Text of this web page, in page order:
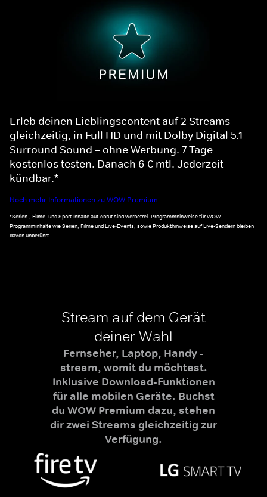
Erleb deinen Lieblingscontent auf 2 Streams
gleichzeitig, in Full HD und mit Dolby Digital 5.1
Surround Sound – ohne Werbung. 7 Tage
kostenlos testen. Danach 6 € mtl. Jederzeit
kündbar.*
Noch mehr Informationen zu WOW Premium
*Serien-, Filme- und Sport-Inhalte auf Abruf sind werbefrei. Programmhinweise für WOW
Programminhalte wie Serien, Filme und Live-Events, sowie Produkthinweise auf Live-Sendern bleiben
davon unberührt.
Stream auf dem Gerät
deiner Wahl
Fernseher, Laptop, Handy -
stream, womit du möchtest.
Inklusive Download-Funktionen
für alle mobilen Geräte. Buchst
du WOW Premium dazu, stehen
dir zwei Streams gleichzeitig zur
Verfügung.